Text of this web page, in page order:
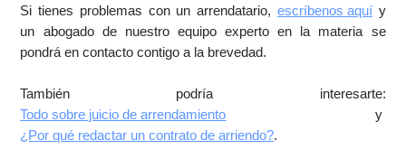
Si tienes problemas con un arrendatario, escríbenos aquíy
un abogado de nuestro equipo experto en la materia se
pondrá en contacto contigo a la brevedad.
También podría interesarte:
Todo sobre juicio de arrendamiento y
¿Por qué redactar un contrato de arriendo?.